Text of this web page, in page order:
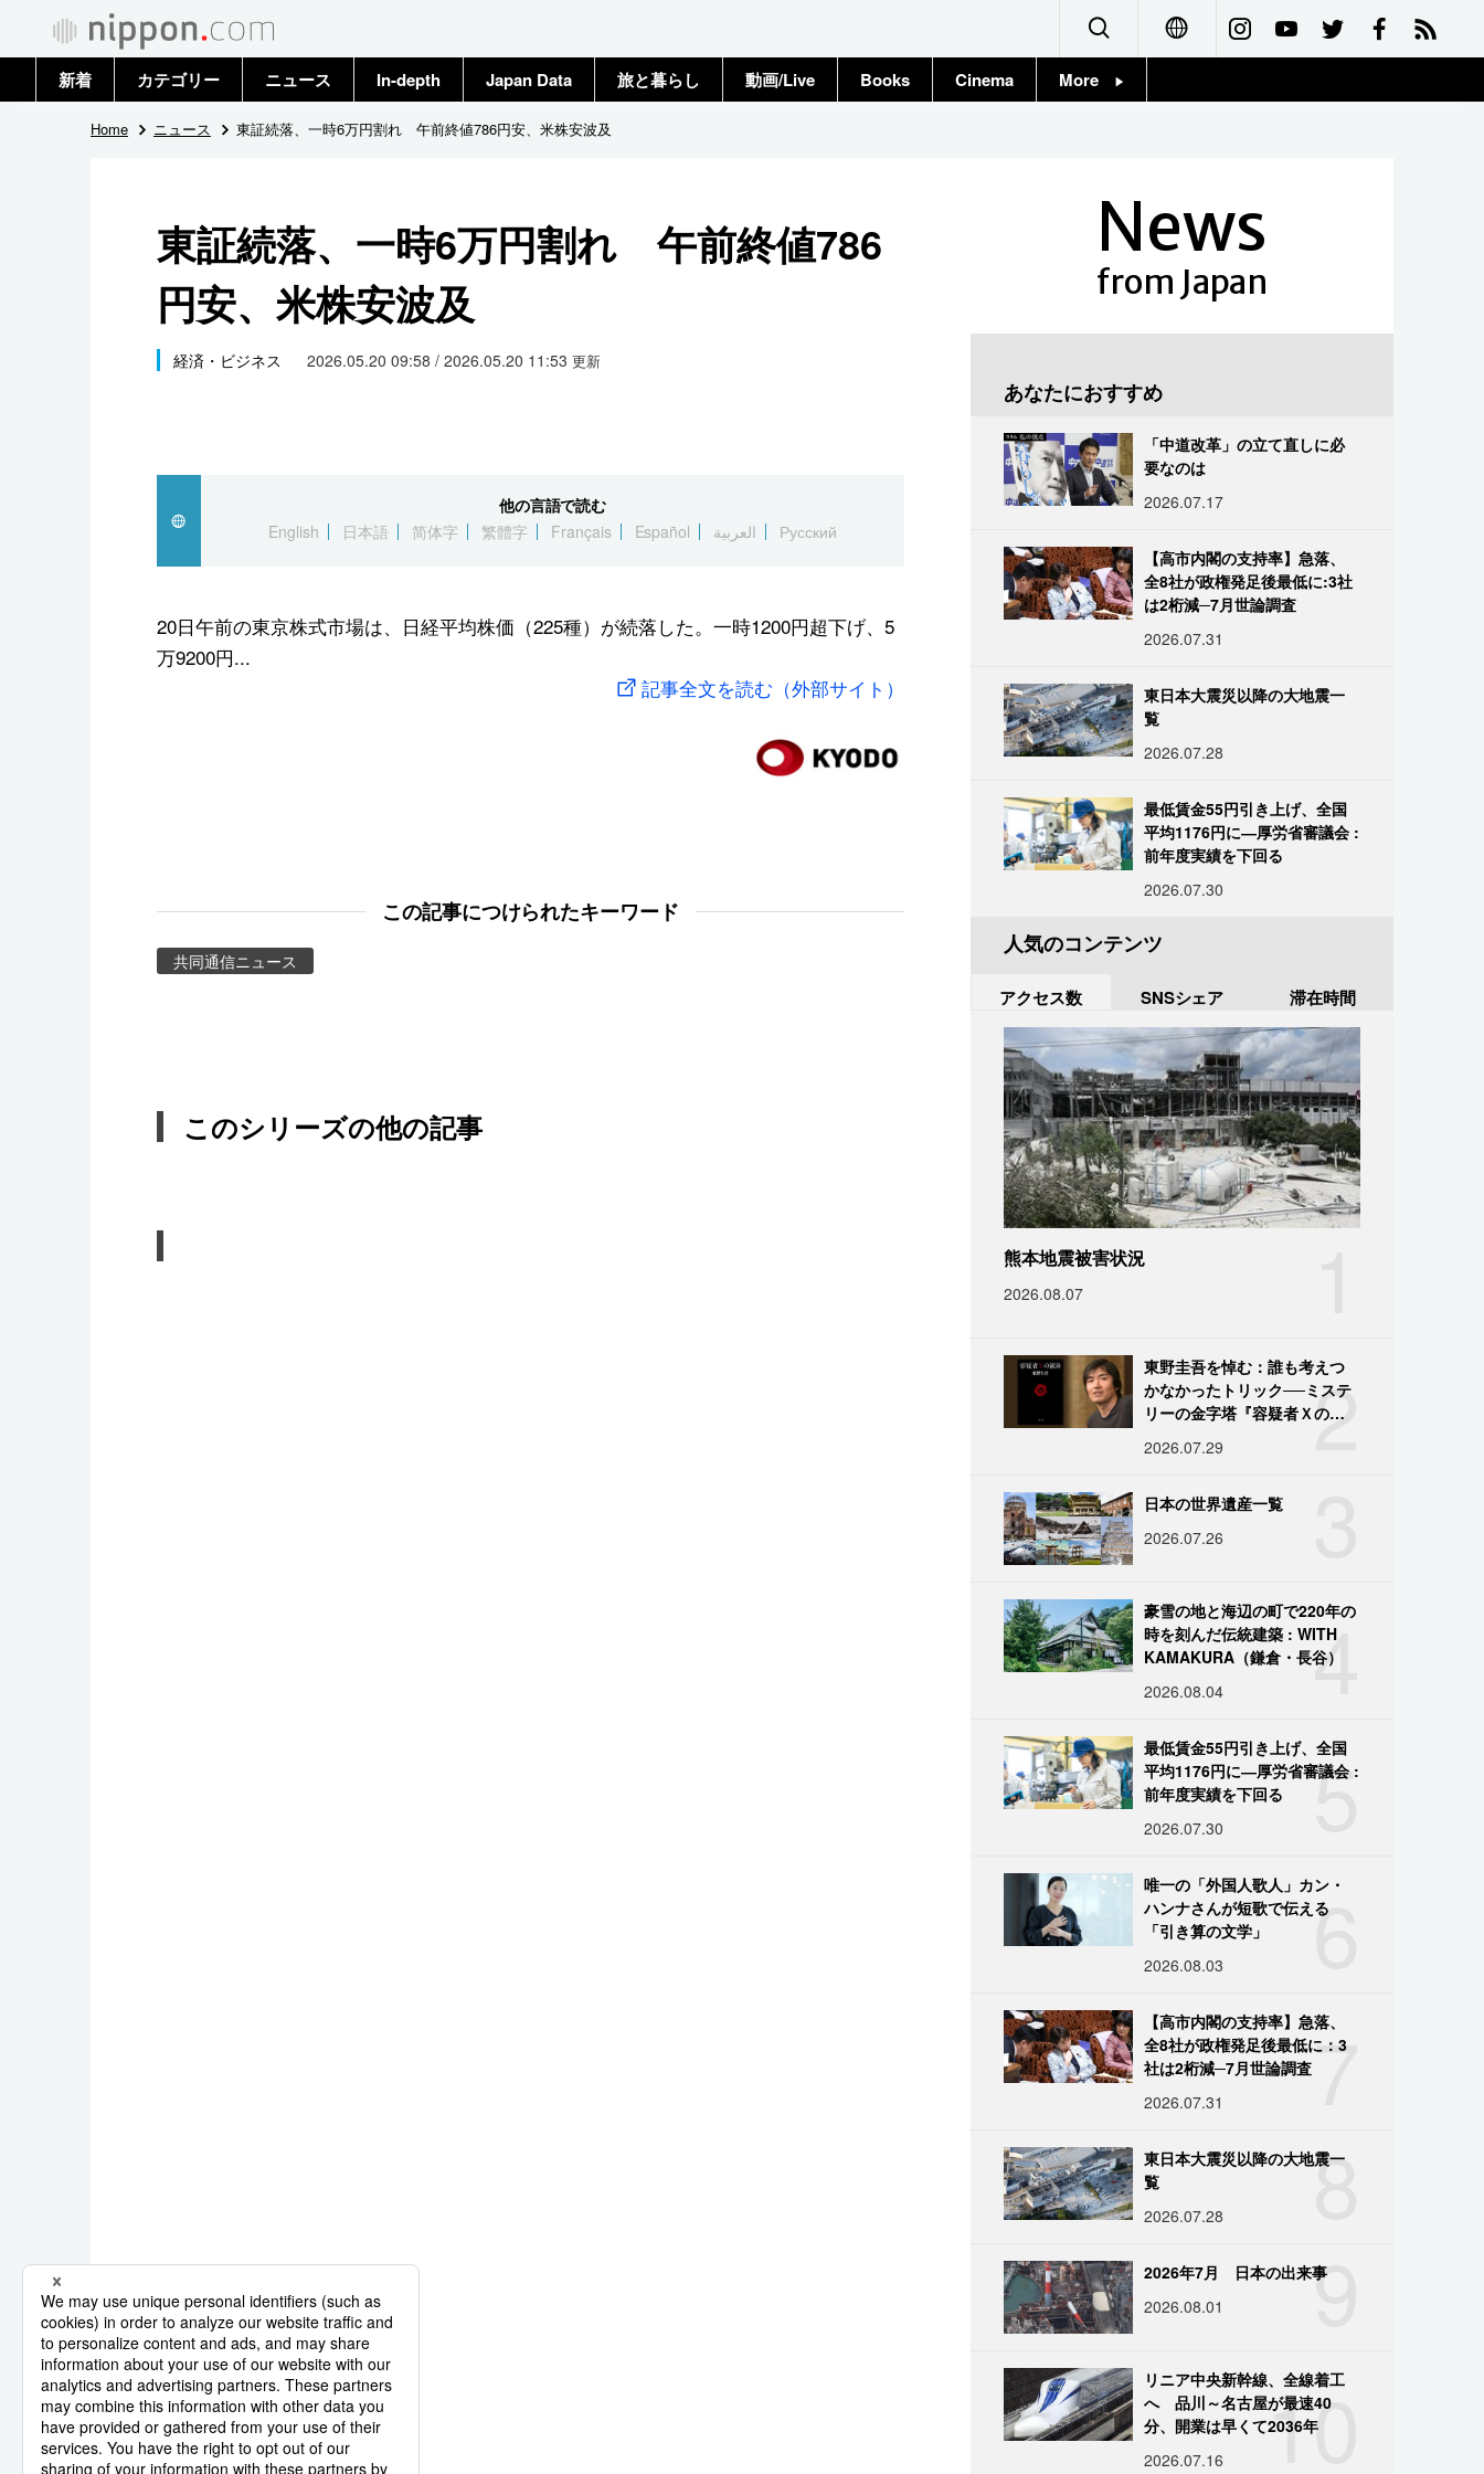
Français
新着 カテゴリー
政治・外交
国際
社会
文化
スポーツ・東京2020
ニュース
トップ
In-depth Japan Data 旅と暮らし 動画/Live Books Cinema More
Home ニュース 東証続落、一時6万円割れ 午前終値786円安、米株安波及
東証続落、一時6万円割れ 午前終値786
円安、米株安波及
経済・ビジネス 2026.05.20 09:58 / 2026.05.20 11:53 更新
他の言語で読む
English
日本語 简体字 繁體字 Français Español العربية Русский
20日午前の東京株式市場は、日経平均株価（225種）が続落した。一時1200円超下げ、5
万9200円...
記事全文を読む（外部サイト）
この記事につけられたキーワード
共同通信ニュース
このシリーズの他の記事
News
from Japan
あなたにおすすめ
「中道改革」の立て直しに必
要なのは
2026.07.17
【高市内閣の支持率】急落、
全8社が政権発足後最低に:3社
は2桁減─7月世論調査
2026.07.31
東日本大震災以降の大地震一
覧
2026.07.28
最低賃金55円引き上げ、全国
平均1176円に―厚労省審議会 :
前年度実績を下回る
2026.07.30
人気のコンテンツ
アクセス数 SNSシェア 滞在時間
熊本地震被害状況
2026.08.07
2
東野圭吾を悼む：誰も考えつ
かなかったトリック──ミステ
リーの金字塔『容疑者Ｘの献
2026.07.29
日本の世界遺産一覧
2026.07.26
4
豪雪の地と海辺の町で220年の
時を刻んだ伝統建築 : WITH
KAMAKURA（鎌倉・長谷）
2026.08.04
5
最低賃金55円引き上げ、全国
平均1176円に―厚労省審議会 :
前年度実績を下回る
2026.07.30
6
唯一の「外国人歌人」カン・
ハンナさんが短歌で伝える
「引き算の文学」
2026.08.03
7
【高市内閣の支持率】急落、
全8社が政権発足後最低に：3
社は2桁減─7月世論調査
2026.07.31
8
東日本大震災以降の大地震一
覧
2026.07.28
9
2026年7月 日本の出来事
2026.08.01
10
リニア中央新幹線、全線着工
へ 品川～名古屋が最速40
分、開業は早くて2036年
2026.07.16